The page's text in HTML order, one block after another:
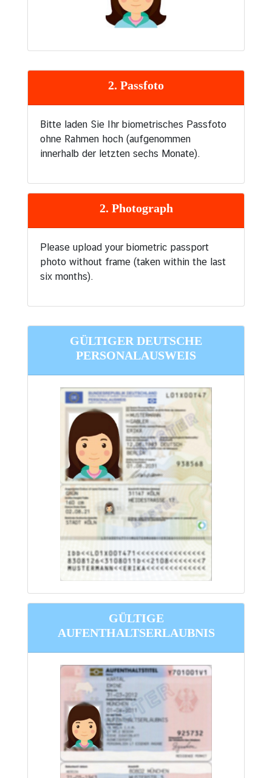
2. Passfoto
Bitte laden Sie Ihr biometrisches Passfoto
ohne Rahmen hoch (aufgenommen
innerhalb der letzten sechs Monate).
2. Photograph
Please upload your biometric passport
photo without frame (taken within the last
six months).
GÜLTIGER DEUTSCHE
PERSONALAUSWEIS
GÜLTIGE
AUFENTHALTSERLAUBNIS